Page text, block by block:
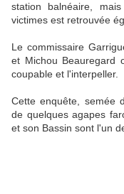
station balnéaire,
victimes est retrouvée
Le commissaire
et Michou Beauregard
coupable et l'interpeller.
Cette enquête, semée
de quelques agapes
et son Bassin sont l'un